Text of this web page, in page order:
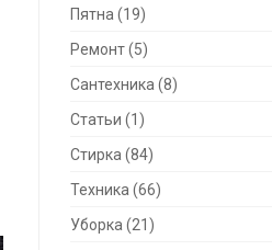
Пятна (19)
Ремонт(5)
Сантехника (8)
Статьи (1)
Стирка (84)
Техника (66)
Уборка (21)